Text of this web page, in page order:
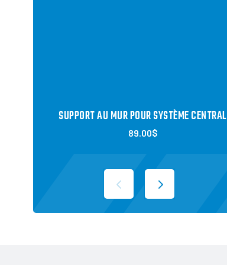
SUPPORT AU MUR POUR SYSTÈME CENTRAL
89.00$